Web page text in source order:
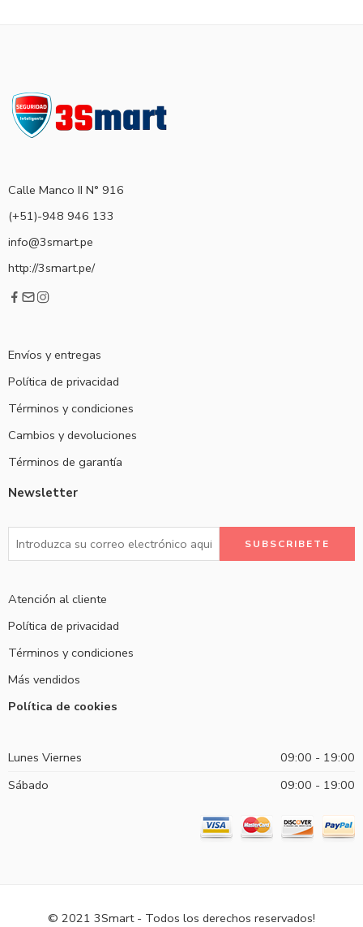
Calle Manco II N° 916
(+51)-948 946 133
info@3smart.pe
http://3smart.pe/
Envíos y entregas
Política de privacidad
Términos y condiciones
Cambios y devoluciones
Términos de garantía
Newsletter
Atención al cliente
Política de privacidad
Términos y condiciones
Más vendidos
Política de cookies
Lunes Viernes
09:00 - 19:00
Sábado
09:00 - 19:00
© 2021 3Smart - Todos los derechos reservados!